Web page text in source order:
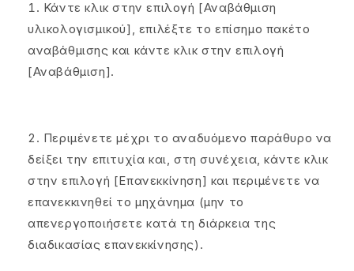
Κάντε κλικ στην επιλογή [Αναβάθμιση
υλικολογισμικού], επιλέξτε το επίσημο πακέτο
αναβάθμισης και κάντε κλικ στην επιλογή
[Αναβάθμιση].
Περιμένετε μέχρι το αναδυόμενο παράθυρο να
δείξει την επιτυχία και, στη συνέχεια, κάντε κλικ
στην επιλογή [Επανεκκίνηση] και περιμένετε να
επανεκκινηθεί το μηχάνημα (μην το
απενεργοποιήσετε κατά τη διάρκεια της
διαδικασίας επανεκκίνησης).